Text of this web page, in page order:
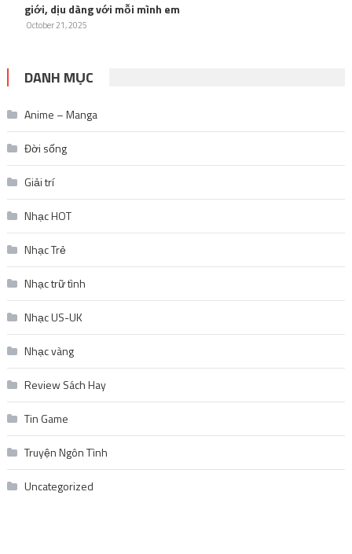
giới, dịu dàng với mỗi mình em
October 21, 2025
DANH MỤC
Anime – Manga
Đời sống
Giải trí
Nhạc HOT
Nhạc Trẻ
Nhạc trữ tình
Nhạc US-UK
Nhạc vàng
Review Sách Hay
Tin Game
Truyện Ngôn Tình
Uncategorized